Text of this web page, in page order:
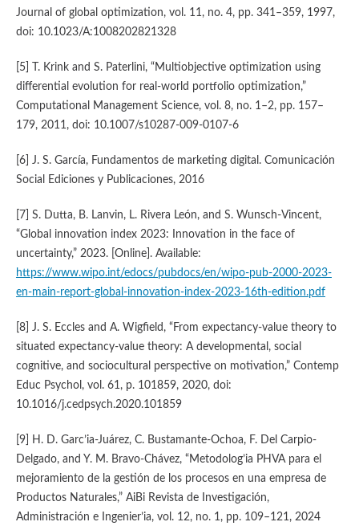
Journal of global optimization, vol. 11, no. 4, pp. 341–359, 1997,
doi: 10.1023/A:1008202821328
[5] T. Krink and S. Paterlini, “Multiobjective optimization using
differential evolution for real-world portfolio optimization,”
Computational Management Science, vol. 8, no. 1–2, pp. 157–
179, 2011, doi: 10.1007/s10287-009-0107-6
[6] J. S. García, Fundamentos de marketing digital. Comunicación
Social Ediciones y Publicaciones, 2016
[7] S. Dutta, B. Lanvin, L. Rivera León, and S. Wunsch-Vincent,
“Global innovation index 2023: Innovation in the face of
uncertainty,” 2023. [Online]. Available:
https://www.wipo.int/edocs/pubdocs/en/wipo-pub-2000-2023-
en-main-report-global-innovation-index-2023-16th-edition.pdf
[8] J. S. Eccles and A. Wigfield, “From expectancy-value theory to
situated expectancy-value theory: A developmental, social
cognitive, and sociocultural perspective on motivation,” Contemp
Educ Psychol, vol. 61, p. 101859, 2020, doi:
10.1016/j.cedpsych.2020.101859
[9] H. D. Garc’ia-Juárez, C. Bustamante-Ochoa, F. Del Carpio-
Delgado, and Y. M. Bravo-Chávez, “Metodolog’ia PHVA para el
mejoramiento de la gestión de los procesos en una empresa de
Productos Naturales,” AiBi Revista de Investigación,
Administración e Ingenier’ia, vol. 12, no. 1, pp. 109–121, 2024